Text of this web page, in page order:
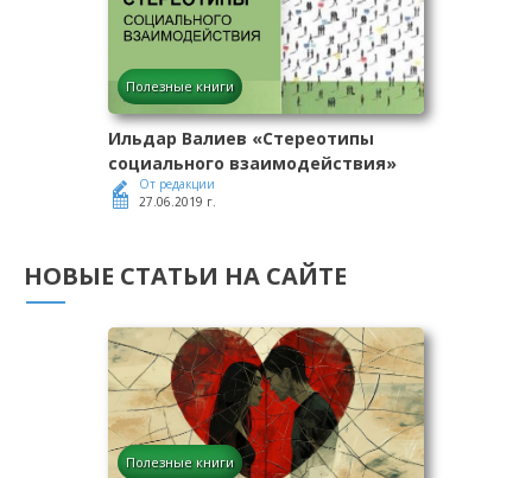
Полезные книги
Ильдар Валиев «Стереотипы
социального взаимодействия»
От редакции
27.06.2019 г.
НОВЫЕ СТАТЬИ НА САЙТЕ
Полезные книги